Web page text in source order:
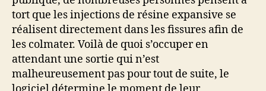
tort que les injections de résine expansive se
réalisent directement dans les fissures afin de
les colmater. Voilà de quoi s’occuper en
attendant une sortie qui n’est
malheureusement pas pour tout de suite, le